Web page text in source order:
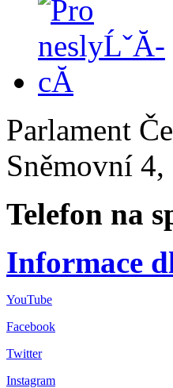
Parlament
Sněmovní 4,
Telefon na
Informace
YouTube
Facebook
Twitter
Instagram